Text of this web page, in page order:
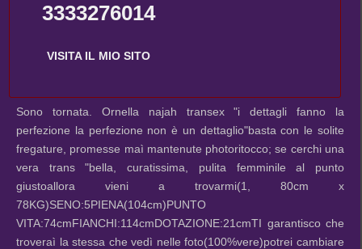
3333276014
VISITA IL MIO SITO
Sono tornata. Ornella najah transex "i dettagli fanno la
perfezione la perfezione non è un dettaglio"basta con le solite
fregature, promesse maì mantenute photoritocco; se cerchi una
vera trans "bella, curatissima, pulita femminile al punto
giustoallora vieni a trovarmi(1, 80cm x
78KG)SENO:5PIENA(104cm)PUNTO
VITA:74cmFIANCHI:114cmDOTAZIONE:21cmTI garantisco che
troveraì la stessa che vedì nelle foto(100%vere)potrei cambiare